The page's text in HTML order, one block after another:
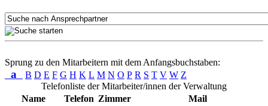
Sprung zu den Mitarbeitern mit dem Anfangsbuchstaben:
a B D E F G H K L M N O P R S T V W Z
Telefonliste der Mitarbeiter/innen der Verwaltung
Name
Telefon Zimmer
Mail